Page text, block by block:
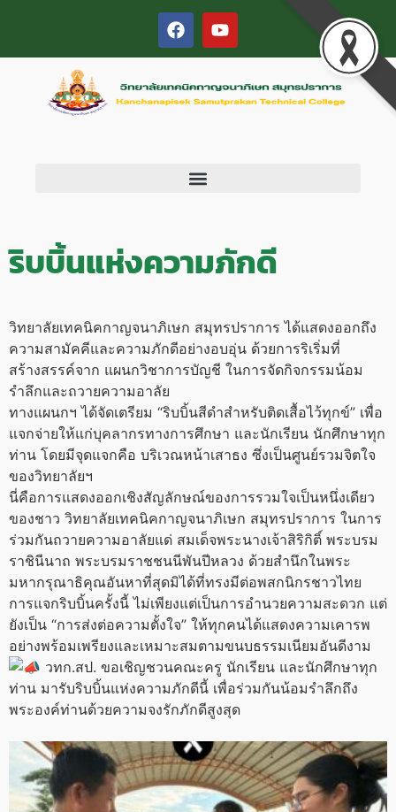
ริบบิ้นแห่งความภักดี
วิทยาลัยเทคนิคกาญจนาภิเษก สมุทรปราการ ได้แสดงออกถึง
ความสามัคคีและความภักดีอย่างอบอุ่น ด้วยการริเริ่มที่
สร้างสรรค์จาก แผนกวิชาการบัญชี ในการจัดกิจกรรมน้อม
รำลึกและถวายความอาลัย
ทางแผนกฯ ได้จัดเตรียม “ริบบิ้นสีดำสำหรับติดเสื้อไว้ทุกข์” เพื่อ
แจกจ่ายให้แก่บุคลากรทางการศึกษา และนักเรียน นักศึกษาทุก
ท่าน โดยมีจุดแจกคือ บริเวณหน้าเสาธง ซึ่งเป็นศูนย์รวมจิตใจ
ของวิทยาลัยฯ
นี่คือการแสดงออกเชิงสัญลักษณ์ของการรวมใจเป็นหนึ่งเดียว
ของชาว วิทยาลัยเทคนิคกาญจนาภิเษก สมุทรปราการ ในการ
ร่วมกันถวายความอาลัยแด่ สมเด็จพระนางเจ้าสิริกิติ์ พระบรม
ราชินีนาถ พระบรมราชชนนีพันปีหลวง ด้วยสำนึกในพระ
มหากรุณาธิคุณอันหาที่สุดมิได้ที่ทรงมีต่อพสกนิกรชาวไทย
การแจกริบบิ้นครั้งนี้ ไม่เพียงแต่เป็นการอำนวยความสะดวก แต่
ยังเป็น “การส่งต่อความตั้งใจ” ให้ทุกคนได้แสดงความเคารพ
อย่างพร้อมเพรียงและเหมาะสมตามขนบธรรมเนียมอันดีงาม
วทก.สป. ขอเชิญชวนคณะครู นักเรียน และนักศึกษาทุก
ท่าน มารับริบบิ้นแห่งความภักดีนี้ เพื่อร่วมกันน้อมรำลึกถึง
พระองค์ท่านด้วยความจงรักภักดีสูงสุด